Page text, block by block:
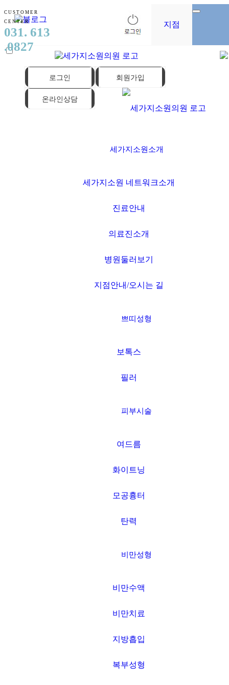
CUSTOMER
CENTER
031. 613
.0827
지점
로그인 회원가입
온라인상담
세가지소원소개
세가지소원 네트워크소개
진료안내
의료진소개
병원둘러보기
지점안내/오시는 길
쁘띠성형
보톡스
필러
피부시술
여드름
화이트닝
모공흉터
탄력
비만성형
비만수액
비만치료
지방흡입
복부성형